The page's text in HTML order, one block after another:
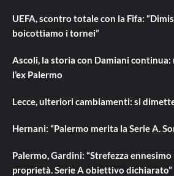
UEFA, scontro totale con la Fifa:
boicottiamo i tornei”
Ascoli, la storia con Damiani
l’ex Palermo
Lecce, ulteriori cambiamenti: si
Hernani: “Palermo merita la Serie A.
Palermo, Gardini: “Strefezza
proprietà. Serie A obiettivo dichiarato”